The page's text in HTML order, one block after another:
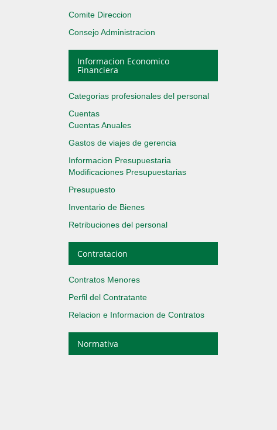
Comite Direccion
Consejo Administracion
Informacion Economico
Financiera
Categorias profesionales del personal
Cuentas
Cuentas Anuales
Gastos de viajes de gerencia
Informacion Presupuestaria
Modificaciones Presupuestarias
Presupuesto
Inventario de Bienes
Retribuciones del personal
Contratacion
Contratos Menores
Perfil del Contratante
Relacion e Informacion de Contratos
Normativa